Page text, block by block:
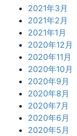
2021年3月
2021年2月
2021年1月
2020年12月
2020年11月
2020年10月
2020年9月
2020年8月
2020年7月
2020年6月
2020年5月